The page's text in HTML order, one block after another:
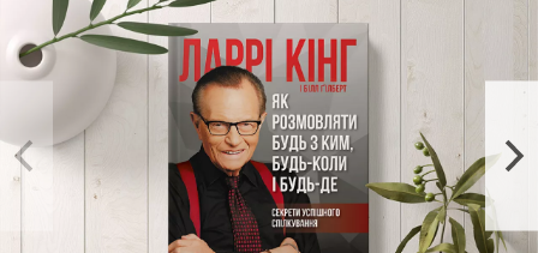
невдачі й підказує, як їх уникати.
Ця книжка буде корисна тим, хто прагне легко й
невимушено розмовляти будь з ким, будь-коли і будь-